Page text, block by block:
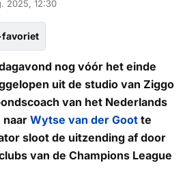
2025, 12:30
favoriet
nog vóór het einde
uit de studio van Ziggo
van het Nederlands
naar Wytse van der Goot te
sloot de uitzending af door
van de Champions League